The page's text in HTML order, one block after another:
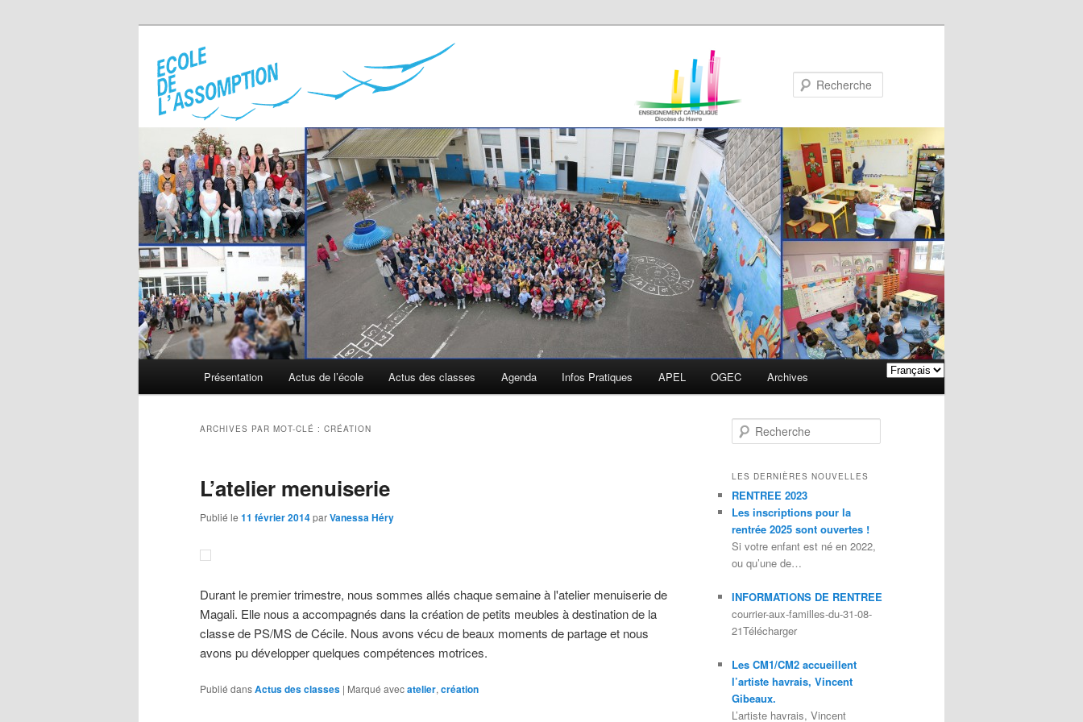
Aller au contenu principal
Aller au contenu secondaire
Présentation Actus de l’école Actus des classes Agenda Infos Pratiques APEL OGEC Archives
ARCHIVES PAR MOT-CLÉ : CRÉATION
L’atelier menuiserie
Publié le 11 février 2014parVanessa Héry
Durant le premier trimestre, nous sommes allés chaque semaine à l'atelier menuiserie de
Magali. Elle nous a accompagnés dans la création de petits meubles à destination de la
classe de PS/MS de Cécile. Nous avons vécu de beaux moments de partage et nous
avons pu développer quelques compétences motrices.
Publié dansActus des classes | Marqué avecatelier, création
Recherche
LES DERNIÈRES NOUVELLES
RENTREE 2023
Les inscriptions pour la
rentrée 2025 sont ouvertes !
Si votre enfant est né en 2022,
ou qu’une de…
INFORMATIONS DE RENTREE
courrier-aux-familles-du-31-08-
21Télécharger
Les CM1/CM2 accueillent
l’artiste havrais, Vincent
Gibeaux.
L’artiste havrais, Vincent